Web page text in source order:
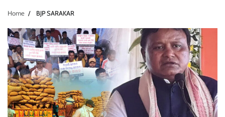
Home BJP SARAKAR